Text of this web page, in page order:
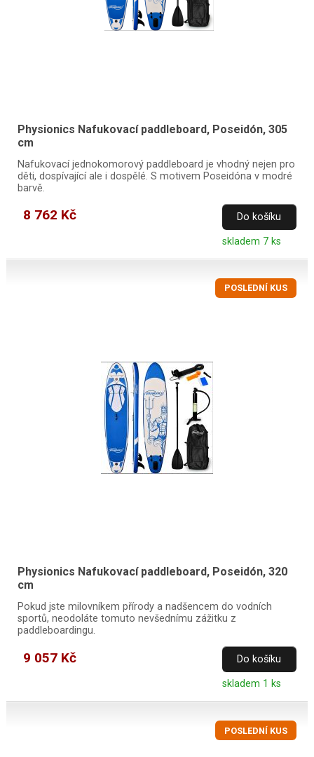
Physionics Nafukovací paddleboard, Poseidón, 305
cm
Nafukovací jednokomorový paddleboard je vhodný nejen pro
děti, dospívající ale i dospělé. S motivem Poseidóna v modré
barvě.
8 762 Kč Do košíku
skladem 7 ks
POSLEDNÍ KUS
Physionics Nafukovací paddleboard, Poseidón, 320
cm
Pokud jste milovníkem přírody a nadšencem do vodních
sportů, neodoláte tomuto nevšednímu zážitku z
paddleboardingu.
9 057 Kč Do košíku
skladem 1 ks
POSLEDNÍ KUS